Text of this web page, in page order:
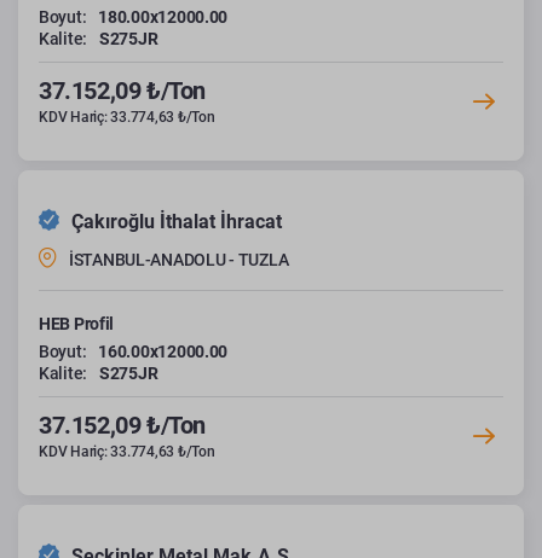
Boyut:
180.00x12000.00
Kalite:
S275JR
37.152,09 ₺/Ton
KDV Hariç: 33.774,63 ₺/Ton
Çakıroğlu İthalat İhracat
İSTANBUL-ANADOLU - TUZLA
HEB Profil
Boyut:
160.00x12000.00
Kalite:
S275JR
37.152,09 ₺/Ton
KDV Hariç: 33.774,63 ₺/Ton